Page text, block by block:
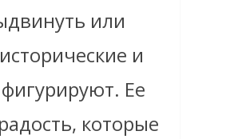
или
и
Ее
которые